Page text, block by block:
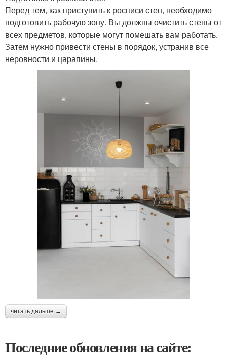
Перед тем, как приступить к росписи стен, необходимо
подготовить рабочую зону. Вы должны очистить стены от
всех предметов, которые могут помешать вам работать.
Затем нужно привести стены в порядок, устранив все
неровности и царапины.
читать дальше →
Последние обновления на сайте: